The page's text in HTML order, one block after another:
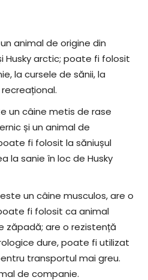
animal de origine din
Husky arctic; poate fi folosit
la cursele de sănii, la
un câine metis de rase
și un animal de
fi folosit la săniușul
la sanie în loc de Husky
un câine musculos, are o
fi folosit ca animal
zăpadă; are o rezistență
dure, poate fi utilizat
transportul mai greu.
de companie.